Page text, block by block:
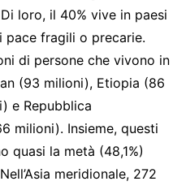
loro, il 40% vive in paesi
pace fragili o precarie.
di persone che vivono in
(93 milioni), Etiopia (86
e Repubblica
milioni). Insieme, questi
quasi la metà (48,1%)
meridionale, 272